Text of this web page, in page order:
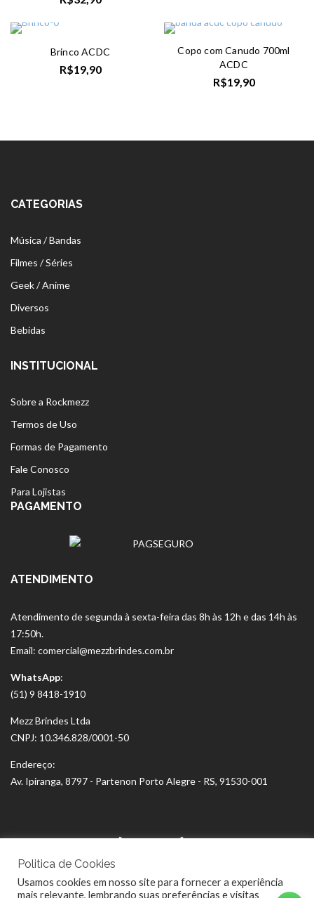
Brinco ACDC
R$19,90
Copo com Canudo 700ml
ACDC
R$19,90
CATEGORIAS
Música / Bandas
Filmes / Séries
Geek / Anime
Diversos
Bebidas
INSTITUCIONAL
Sobre a Rockmezz
Termos de Uso
Formas de Pagamento
Fale Conosco
Para Lojistas
PAGAMENTO
ATENDIMENTO
Atendimento de segunda à sexta-feira das 8h às 12h e das 14h às
17:50h.
Email: comercial@mezzbrindes.com.br
WhatsApp:
(51) 9 8418-1910
Mezz Brindes Ltda
CNPJ: 10.346.828/0001-50
Endereço:
Av. Ipiranga, 8797 - Partenon Porto Alegre - RS, 91530-001
Politica de Cookies
Usamos cookies em nosso site para fornecer a experiência
mais relevante, lembrando suas preferências e visitas